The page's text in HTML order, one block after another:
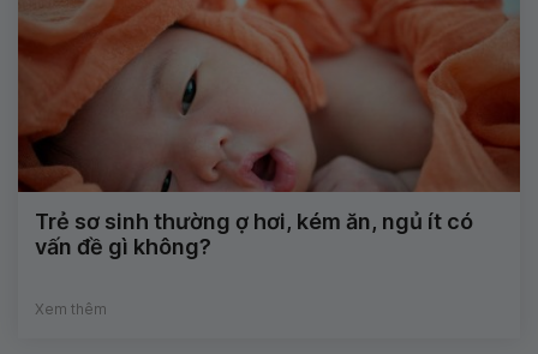
Trẻ sơ sinh thường ợ hơi, kém ăn, ngủ ít có
vấn đề gì không?
Xem thêm